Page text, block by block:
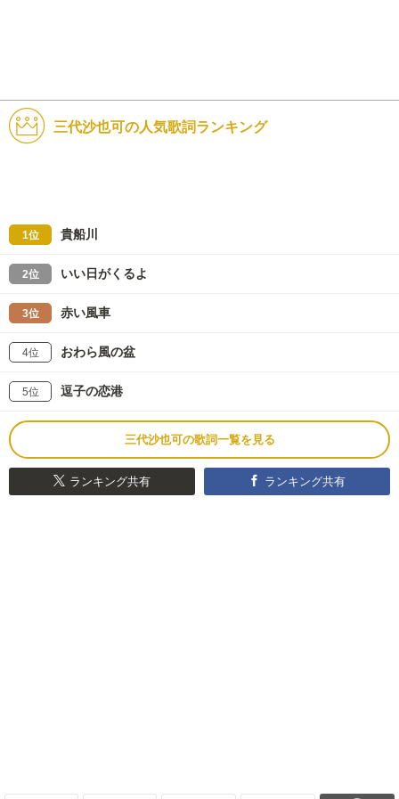
三代沙也可の人気歌詞ランキング
1位 貴船川
2位 いい日がくるよ
3位 赤い風車
4位 おわら風の盆
5位 逗子の恋港
三代沙也可の歌詞一覧を見る
ランキング共有 ランキング共有